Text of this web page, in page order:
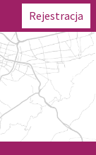
Rejestracja